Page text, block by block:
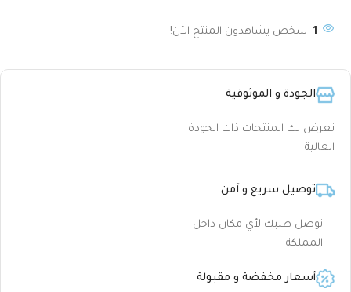
1 شخص يشاهدون المنتج الآن!
الجودة و الموثوقية
نعرض لك المنتجات ذات الجودة
العالية
توصيل سريع و آمن
نوصل طلبك لأي مكان داخل
المملكة
أسعار مخفضة و مقبولة